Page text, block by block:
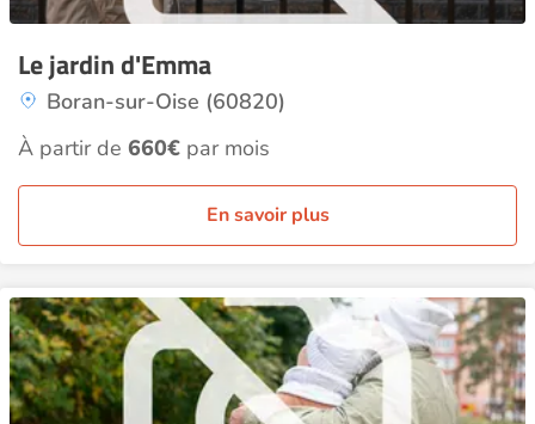
Le jardin d'Emma
Boran-sur-Oise (60820)
À partir de 660€ par mois
En savoir plus